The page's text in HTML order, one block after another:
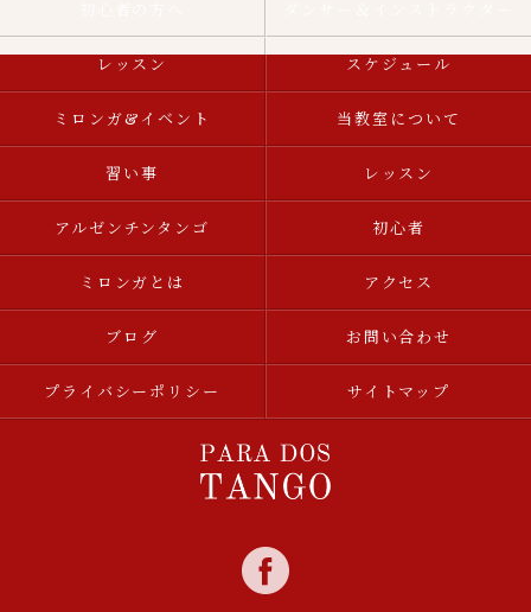
レッスン スケジュール
ミロンガ&イベント 当教室について
習い事 レッスン
アルゼンチンタンゴ 初心者
ミロンガとは アクセス
ブログ お問い合わせ
プライバシーポリシー サイトマップ